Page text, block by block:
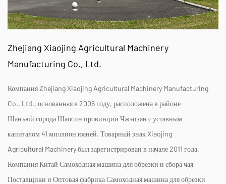
Zhejiang Xiaojing Agricultural Machinery
Manufacturing Co., Ltd.
Компания Zhejiang Xiaojing Agricultural Machinery Manufacturing
Co., Ltd., основанная в 2006 году, расположена в районе
Шанъюй города Шаосин провинции Чжэцзян с уставным
капиталом 41 миллион юаней. Товарный знак Xiaojing
Agricultural Machinery был зарегистрирован в начале 2011 года.
КомпанияКитай Самоходная машина для обрезки и сбора чая
Поставщики и Оптовая фабрика Самоходная машина для обрезки